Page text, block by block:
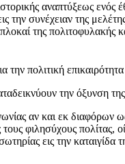
αναπτύξεως
την συνέχειαν της
της πολιτοφυλακής
πολιτική
την όξυνση
αν και εκ διαφόρων
φιλησύχους πολίτας,
εις την καταιγίδα